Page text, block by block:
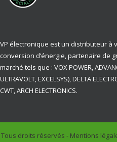
VP électronique est un distributeur à
conversion d’énergie, partenaire de
marché tels que : VOX POWER,
ULTRAVOLT, EXCELSYS), DELTA
CWT, ARCH ELECTRONICS.
Tous droits réservés - Mentions